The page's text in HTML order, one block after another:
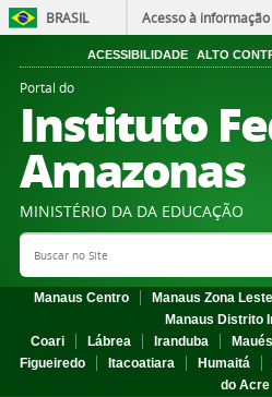
BRASIL Acesso à informação
ACESSIBILIDADE ALTO
Portal do
Instituto
Amazonas
MINISTÉRIO DA DA EDUCAÇÃO
Search Site
Manaus Centro Manaus Zona Leste
Manaus Distrito
Coari
Lábrea Iranduba Maués
Figueiredo
Itacoatiara Humaitá
do Acre